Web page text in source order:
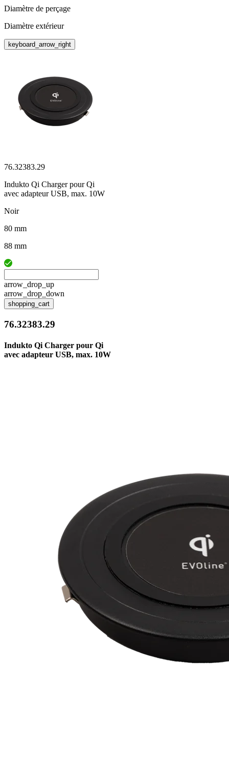
Diamètre de perçage
Diamètre extérieur
keyboard_arrow_right
76.32383.29
Indukto Qi Charger pour Qi
avec adapteur USB, max. 10W
Noir
80 mm
88 mm
arrow_drop_up
arrow_drop_down
shopping_cart
76.32383.29
Indukto Qi Charger pour Qi
avec adapteur USB, max. 10W